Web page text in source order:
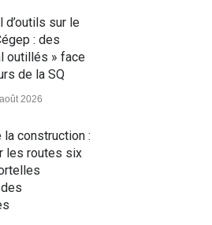
d’outils sur le
: des
outillés » face
de la SQ
2026
la construction :
les routes six